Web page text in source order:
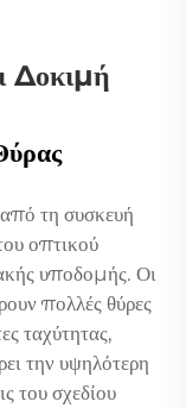
Δοκιμή
τη συσκευή
οπτικού
υποδομής. Οι
πολλές θύρες
ταχύτητας,
την υψηλότερη
του σχεδίου